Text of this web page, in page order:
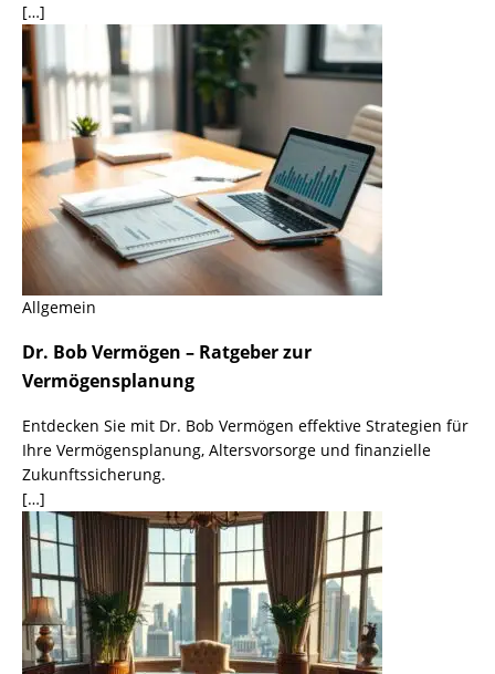
[…]
Allgemein
Dr. Bob Vermögen – Ratgeber zur
Vermögensplanung
Entdecken Sie mit Dr. Bob Vermögen effektive Strategien für
Ihre Vermögensplanung, Altersvorsorge und finanzielle
Zukunftssicherung.
[…]